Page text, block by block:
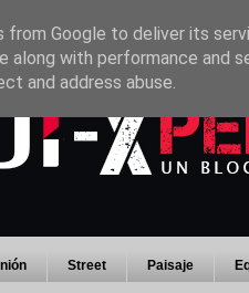
Street Paisaje
from Google to deliver its
along with performance and
and address abuse.